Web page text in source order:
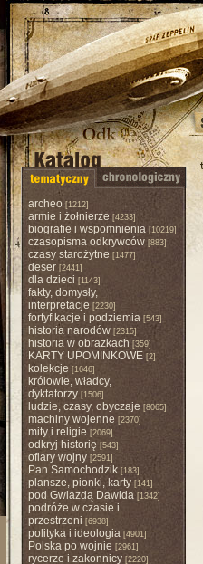
archeo [1212]
armie i żołnierze [4233]
biografie i wspomnienia[10219]
czasopisma odkrywców[883]
czasy starożytne [1477]
deser[2441]
dla dzieci [1143]
fakty, domysły,
interpretacje [2230]
fortyfikacje i podziemia[543]
historia narodów[2315]
historia w obrazkach [359]
KARTY UPOMINKOWE[2]
kolekcje [1646]
królowie, władcy,
dyktatorzy[1506]
ludzie, czasy, obyczaje [8065]
machiny wojenne [2370]
mity i religie [2069]
odkryj historię[543]
ofiary wojny[2591]
Pan Samochodzik[183]
plansze, pionki, karty[141]
pod Gwiazdą Dawida[1342]
podróże w czasie i
przestrzeni [6938]
polityka i ideologia[4901]
Polska po wojnie [2961]
rycerze i zakonnicy[2220]